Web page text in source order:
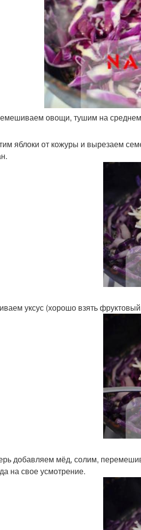
овощи, тушим на
яблоки от кожуры и вырезаем
уксус (хорошо взять
добавляем мёд, солим,
на свое усмотрение.